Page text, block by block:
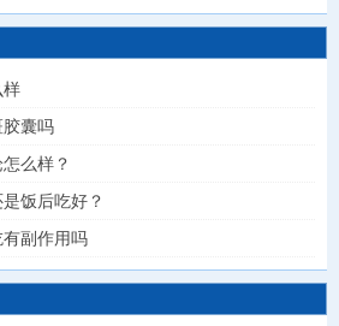
样
囊吗
么样？
饭后吃好？
副作用吗